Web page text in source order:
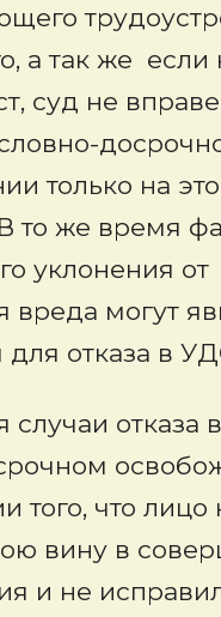
а так же если
суд не вправе
только на
то же время
уклонения от
могут
отказа в
случаи отказа в
того, что лицо
вину в
и не